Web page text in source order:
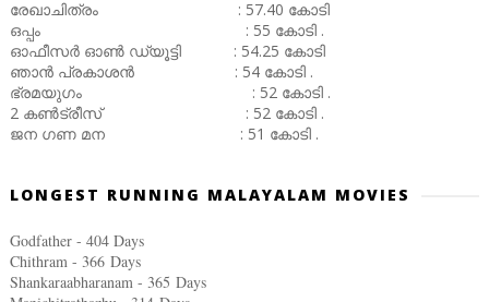
രേഖാചിത്രം : 57.40 കോടി
ഒപ്പം : 55 കോടി .
ഓഫീസർ ഓൺ ഡ്യൂട്ടി : 54.25 കോടി
ഞാൻ പ്രകാശൻ : 54 കോടി .
ഭ്രമയുഗം : 52 കോടി .
2 കൺട്രീസ് : 52 കോടി .
ജന ഗണ മന : 51 കോടി .
LONGEST RUNNING MALAYALAM MOVIES
Godfather - 404 Days
Chithram - 366 Days
Shankaraabharanam - 365 Days